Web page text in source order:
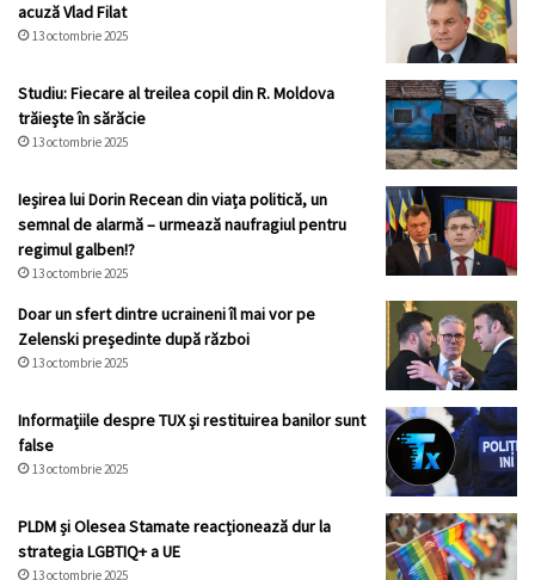
acuză Vlad Filat
13 octombrie 2025
Studiu: Fiecare al treilea copil din R. Moldova
trăiește în sărăcie
13 octombrie 2025
Ieșirea lui Dorin Recean din viața politică, un
semnal de alarmă – urmează naufragiul pentru
regimul galben!?
13 octombrie 2025
Doar un sfert dintre ucraineni îl mai vor pe
Zelenski președinte după război
13 octombrie 2025
Informațiile despre TUX și restituirea banilor sunt
false
13 octombrie 2025
PLDM și Olesea Stamate reacționează dur la
strategia LGBTIQ+ a UE
13 octombrie 2025